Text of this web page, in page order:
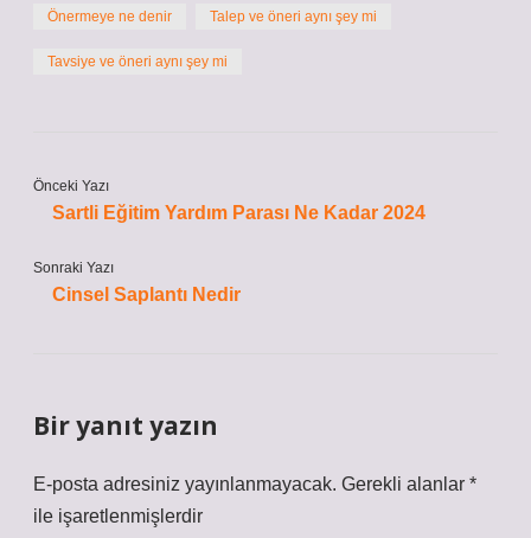
Önermeye ne denir Talep ve öneri aynı şey mi
Tavsiye ve öneri aynı şey mi
Önceki Yazı
Sartli Eğitim Yardım Parası Ne Kadar 2024
Sonraki Yazı
Cinsel Saplantı Nedir
Bir yanıt yazın
E-posta adresiniz yayınlanmayacak. Gerekli alanlar *
ile işaretlenmişlerdir